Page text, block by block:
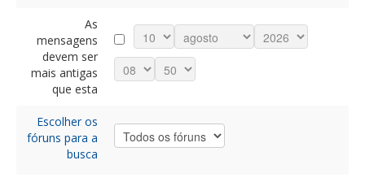
As
mensagens
devem ser
mais antigas
que esta
Escolher os
fóruns para a
busca